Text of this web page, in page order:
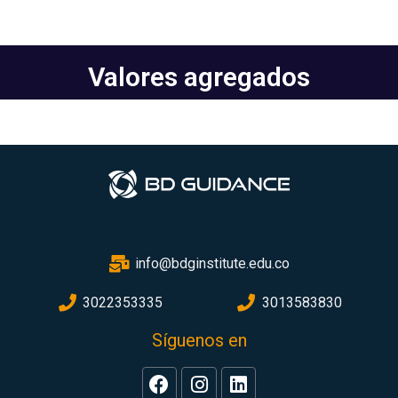
Valores agregados
info@bdginstitute.edu.co
3022353335 3013583830
Síguenos en